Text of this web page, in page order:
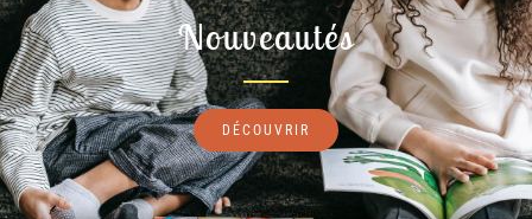
Nouveautés
DÉCOUVRIR